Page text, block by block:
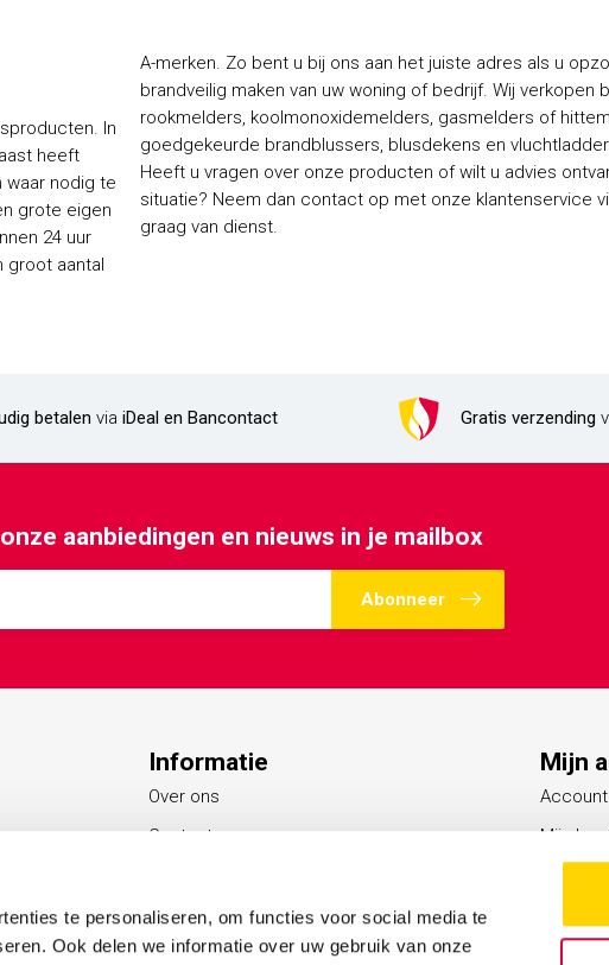
te personaliseren, om functies voor social media te
Ook delen we informatie over uw gebruik van onze
In
heeft
waar nodig te
grote eigen
24 uur
A-merken. Zo bent u bij ons aan het juiste adres als u
brandveilig maken van uw woning of bedrijf. Wij
rookmelders, koolmonoxidemelders, gasmelders of
goedgekeurde brandblussers, blusdekens en
Heeft u vragen over onze producten of wilt u advies
situatie? Neem dan contact op met onze klantenservice
graag van dienst.
betalen via iDeal en Bancontact Gratis verzending
aanbiedingen en nieuws in je mailbox
Abonneer
Informatie
Over ons
Contact
Mijn
Mijn